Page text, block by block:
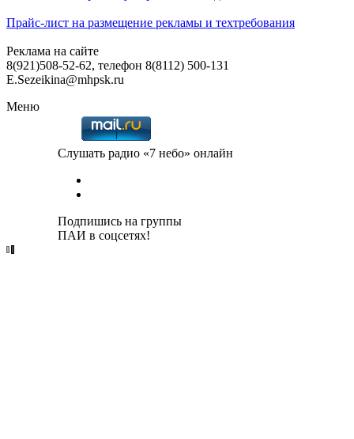
Прайс-лист на размещение рекламы и техтребования
Реклама на сайте
8(921)508-52-62, телефон 8(8112) 500-131
E.Sezeikina@mhpsk.ru
Меню
Слушать радио «7 небо» онлайн
Подпишись на группы
ПАИ в соцсетях!